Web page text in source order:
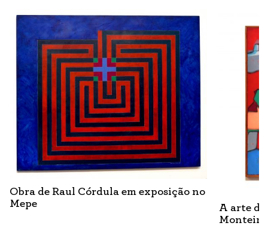
Obra de Raul Córdula em exposição no
Mepe
A arte
Monteiro